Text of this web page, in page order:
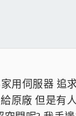
用伺服器 追
原廠 但是有